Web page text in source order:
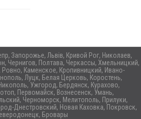
Запорожье, Львів, Кривой Рог, Николаев,
Чернигов, Полтава, Черкассы, Хмельницкий,
Каменское, Кропивницкий, Ивано-
Луцк, Белая Церковь, Коростень,
Ужгород, Бердянск, Курахово,
Первомайск, Вознесенск, Умань,
Черноморск, Мелитополь, Прилуки,
Днестровский, Новая Каховка, Покровск,
Бровары